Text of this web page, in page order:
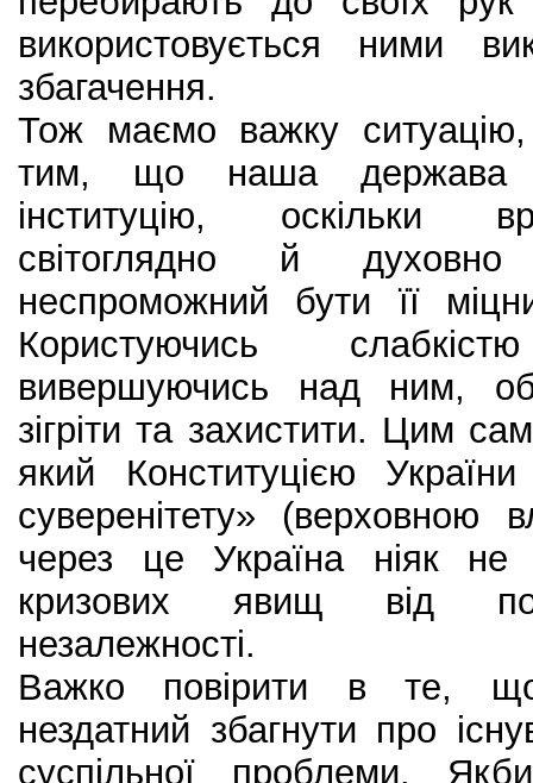
використовується ними
збагачення.
Тож маємо важку ситуацію,
тим, що наша держава
інституцію, оскільки
світоглядно й духовно
неспроможний бути її
Користуючись
вивершуючись над ним,
зігріти та захистити. Цим
який Конституцією
суверенітету» (верховною
через це Україна ніяк
кризових явищ від
незалежності.
Важко повірити в те,
нездатний збагнути про
суспільної проблеми.